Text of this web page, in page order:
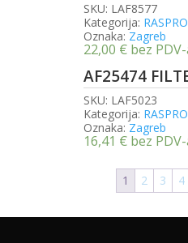
SKU: LAF8577
Kategorija:
Oznaka: Zagreb
22,00 € bez
AF25474
SKU: LAF5023
Kategorija:
Oznaka: Zagreb
16,41 € bez
1 2 3 4